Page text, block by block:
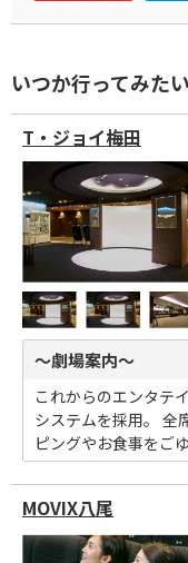
いつか行ってみた
T・ジョイ梅田
～劇場案内～
これからのエンタテ
システムを採用。 全
ピングやお食事をご
MOVIX八尾